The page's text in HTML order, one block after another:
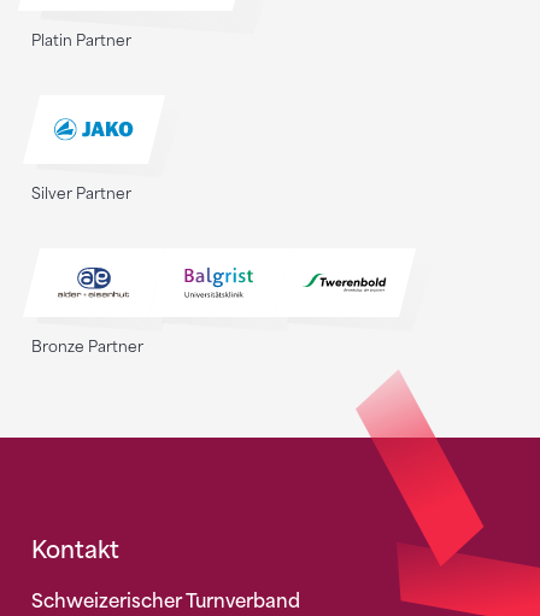
Platin Partner
Silver Partner
Bronze Partner
Fusszeile
Kontakt
Schweizerischer Turnverband